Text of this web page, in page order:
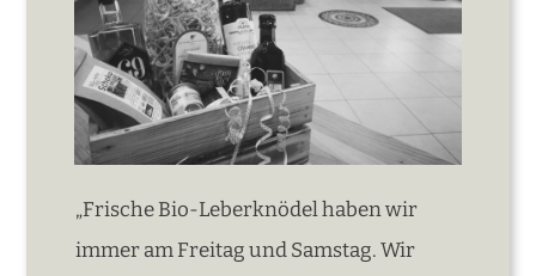
„Frische Bio-Leberknödel haben wir
immer am Freitag und Samstag. Wir